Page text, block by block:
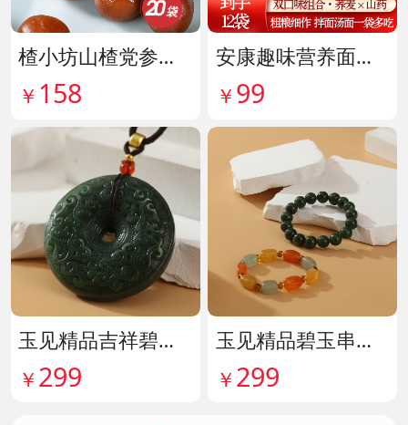
楂小坊山楂党参黄芪丸 货号142033
￥ 158
安康趣味营养面皮超值组 货号142087
￥ 99
玉见精品吉祥碧玉吊牌 货号142114
￥ 299
玉见精品碧玉串珠手串 货号142115
￥ 299